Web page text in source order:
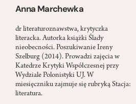
Anna Marchewka
dr literaturoznawstwa, krytyczka
literacka. Autorka książki Ślady
nieobecności. Poszukiwanie Ireny
Szelburg (2014). Prowadzi zajęcia w
Katedrze Krytyki Współczesnej przy
Wydziale Polonistyki UJ. W
miesięczniku zajmuje się rubryką Stacja:
literatura.